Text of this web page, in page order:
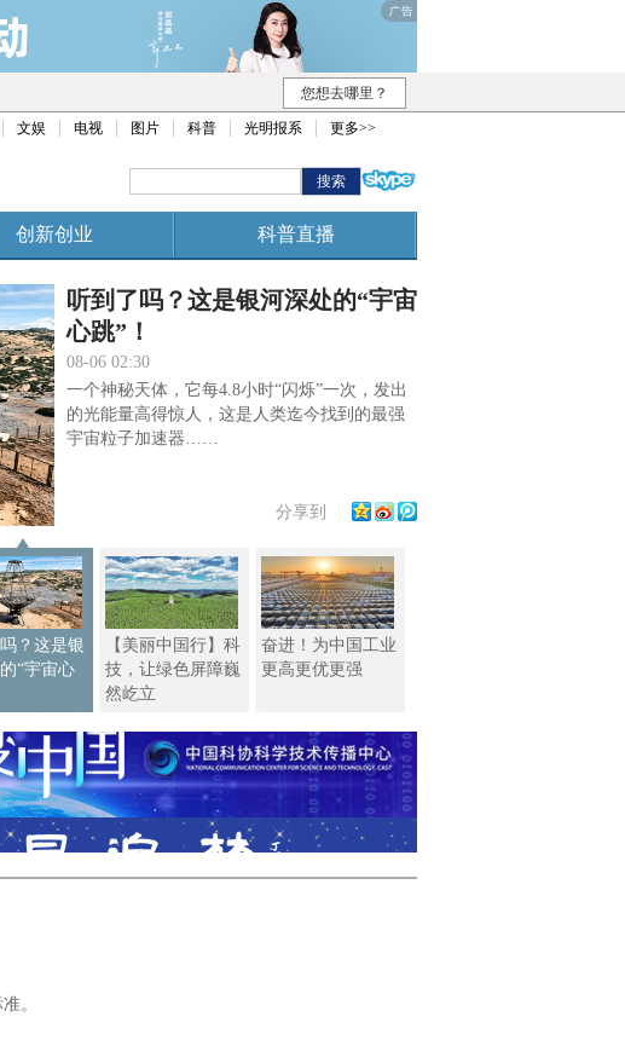
您想去哪里？
文娱 电视 图片 科普 光明报系 更多>>
创新创业 科普直播
听到了吗？这是银河深处的“宇宙
心跳”！
08-06 02:30
一个神秘天体，它每4.8小时“闪烁”一次，发出
的光能量高得惊人，这是人类迄今找到的最强
宇宙粒子加速器……
分享到
？这是银
“宇宙心
【美丽中国行】科
技，让绿色屏障巍
然屹立
奋进！为中国工业
更高更优更强
。